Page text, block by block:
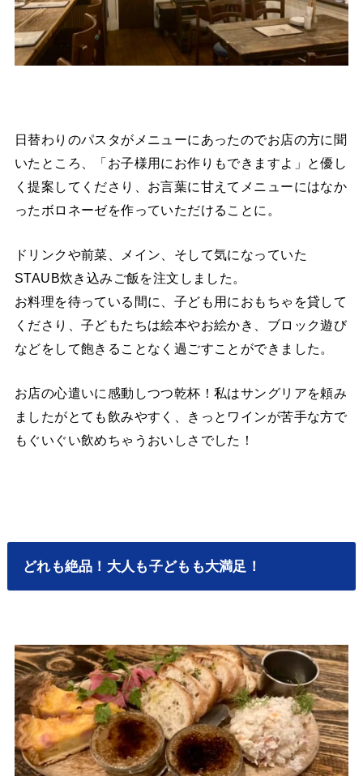
日替わりのパスタがメニューにあったのでお店の方に聞
いたところ、「お子様用にお作りもできますよ」と優し
く提案してくださり、お言葉に甘えてメニューにはなか
ったボロネーゼを作っていただけることに。
ドリンクや前菜、メイン、そして気になっていた
STAUB炊き込みご飯を注文しました。
お料理を待っている間に、子ども用におもちゃを貸して
くださり、子どもたちは絵本やお絵かき、ブロック遊び
などをして飽きることなく過ごすことができました。
お店の心遣いに感動しつつ乾杯！私はサングリアを頼み
ましたがとても飲みやすく、きっとワインが苦手な方で
もぐいぐい飲めちゃうおいしさでした！
どれも絶品！大人も子どもも大満足！